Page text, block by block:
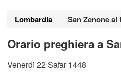
Lombardia San Zenone al
Orario preghiera a
Venerdì 22 Safar 1448